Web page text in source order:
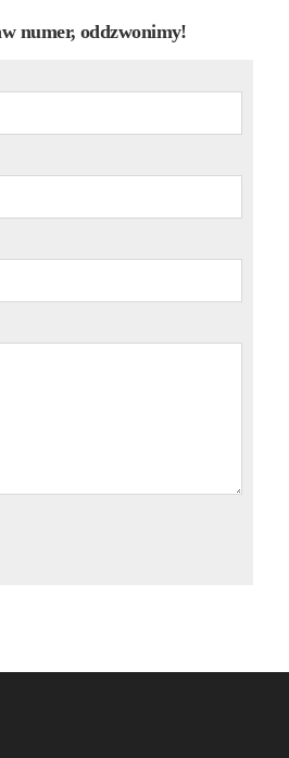
numer, oddzwonimy!